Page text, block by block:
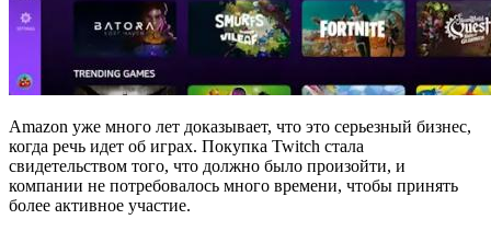
Amazon уже много лет доказывает, что это серьезный бизнес,
когда речь идет об играх. Покупка Twitch стала
свидетельством того, что должно было произойти, и
компании не потребовалось много времени, чтобы принять
более активное участие.